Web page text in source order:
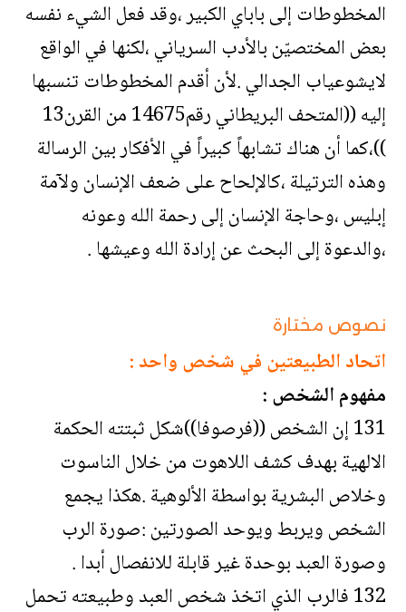
المخطوطات إلى باباي الكبير ،وقد فعل الشيء نفسه
بعض المختصيّن بالأدب السرياني ،لكنها في الواقع
لايشوعياب الجدالي .لأن أقدم المخطوطات تنسبها
إليه ((المتحف البريطاني رقم14675 من القرن13
))،كما أن هناك تشابهاً كبيراً في الأفكار بين الرسالة
وهذه الترتيلة ،كالإلحاح على ضعف الإنسان ولآمة
إبليس ،وحاجة الإنسان إلى رحمة الله وعونه
،والدعوة إلى البحث عن إرادة الله وعيشها .
نصوص مختارة
اتحاد الطبيعتين في شخص واحد :
مفهوم الشخص :
131 إن الشخص ((فرصوفا))شكل ثبتته الحكمة
الالهية بهدف كشف اللاهوت من خلال الناسوت
وخلاص البشرية بواسطة الألوهية .هكذا يجمع
الشخص ويربط ويوحد الصورتين :صورة الرب
وصورة العبد بوحدة غير قابلة للانفصال أبدا .
132 فالرب الذي اتخذ شخص العبد وطبيعته تحمل